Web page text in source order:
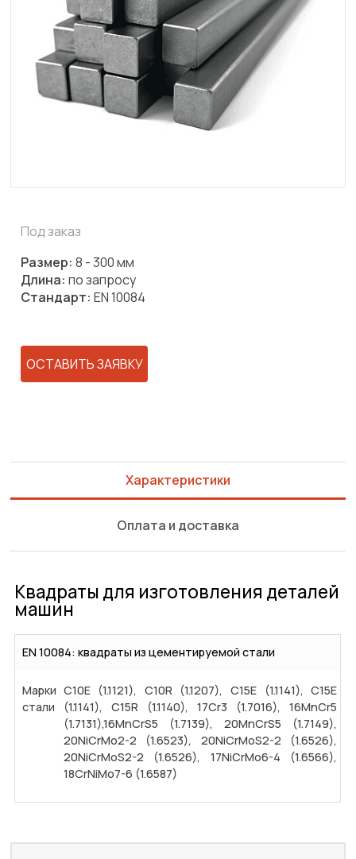
Под заказ
Размер: 8 - 300 мм
Длина: по запросу
Стандарт: EN 10084
ОСТАВИТЬ ЗАЯВКУ
Характеристики
Оплата и доставка
Квадраты для изготовления деталей
машин
EN 10084: квадраты из цементируемой стали
Марки
стали
C10E (1.1121), C10R (1.1207), C15E (1.1141), C15E
(1.1141), C15R (1.1140), 17Cr3 (1.7016), 16MnCr5
(1.7131),16MnCrS5 (1.7139), 20MnCrS5 (1.7149),
20NiCrMo2-2 (1.6523), 20NiCrMoS2-2 (1.6526),
20NiCrMoS2-2 (1.6526), 17NiCrMo6-4 (1.6566),
18CrNiMo7-6 (1.6587)